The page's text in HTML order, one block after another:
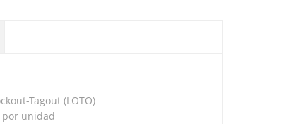
Tagout (LOTO)
por unidad